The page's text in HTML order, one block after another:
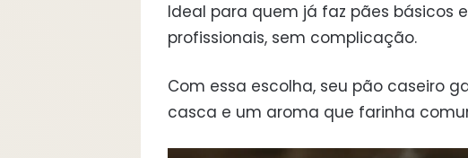
Ideal para quem já faz pães básicos
profissionais, sem complicação.
Com essa escolha, seu pão caseiro
casca e um aroma que farinha